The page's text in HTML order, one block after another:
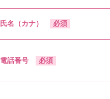
氏名（カナ） 必須
電話番号
必須